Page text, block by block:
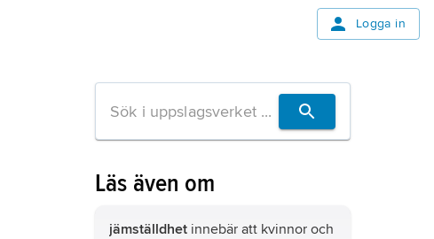
Logga in
Läs även om
jämställdhet innebär att kvinnor och